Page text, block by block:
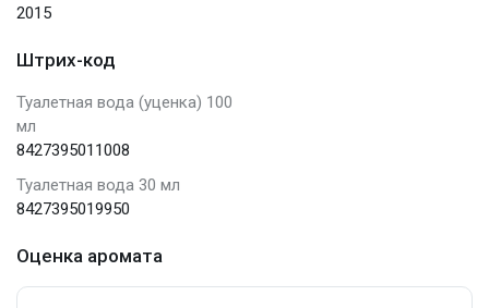
2015
Штрих-код
Туалетная вода (уценка) 100
мл
8427395011008
Туалетная вода 30 мл
8427395019950
Оценка аромата